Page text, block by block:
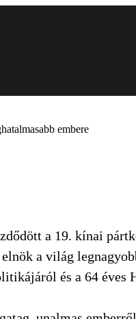
embere
a 19. kínai
a világ
és a 64 éves